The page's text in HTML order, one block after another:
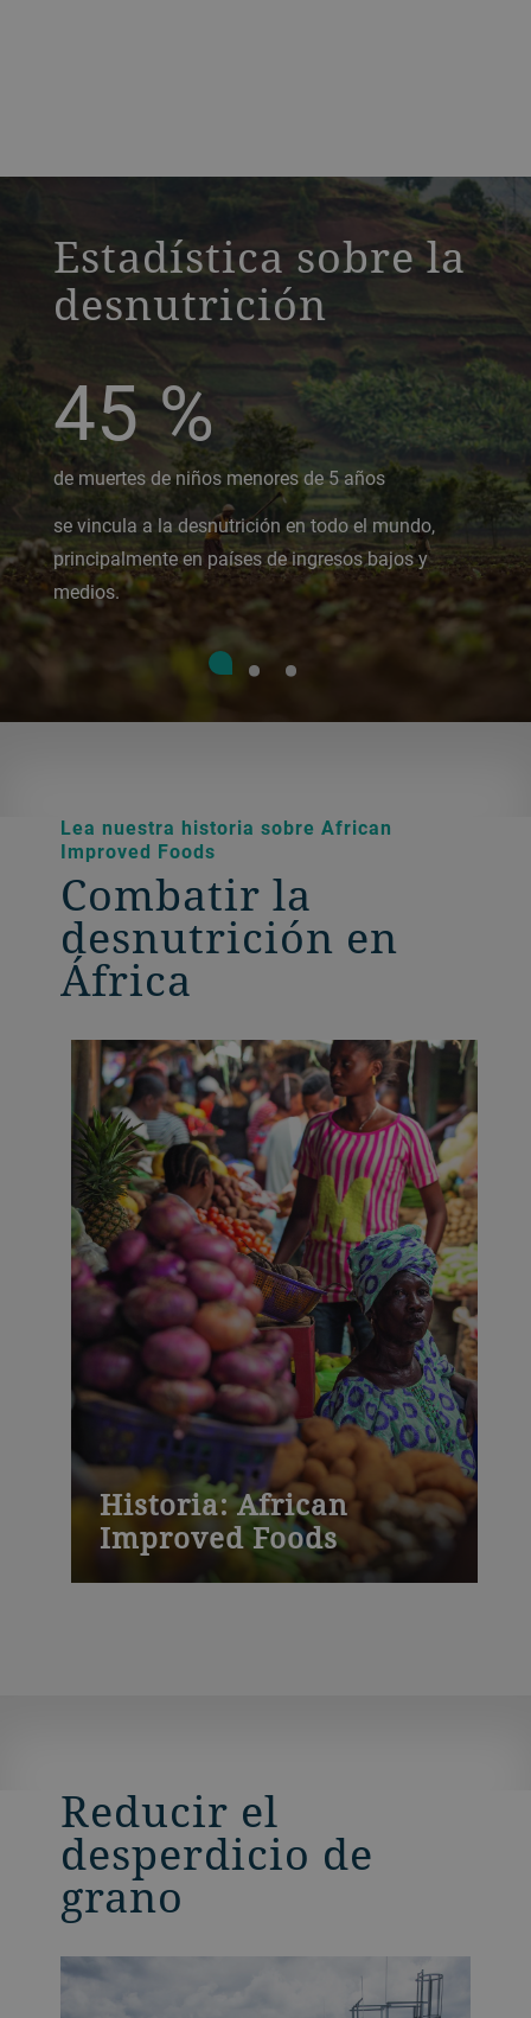
a decorative background image
Estadística sobre la
desnutrición
45%
de muertes de niños menores de 5 años
se vincula a la desnutrición en todo el mundo,
principalmente en países de ingresos bajos y
medios.
Lea nuestra historia sobre African
Improved Foods
Combatir la
desnutrición en
África
Historia: African
Improved Foods
Reducir el
desperdicio de
grano